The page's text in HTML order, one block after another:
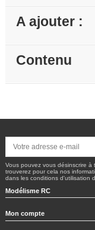
A ajouter :
Contenu
Vous pouvez vous désinscrire à
trouverez pour cela nos
dans les conditions d'utilisation
Modélisme RC
Mon compte